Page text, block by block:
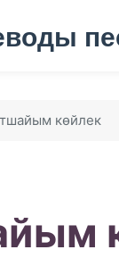
көйлек